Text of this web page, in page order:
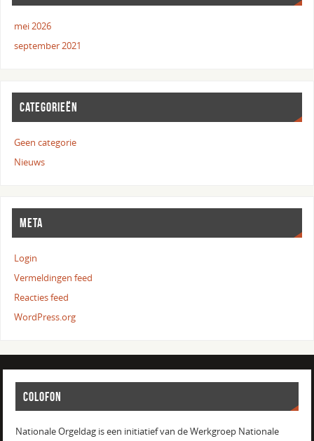
mei 2026
september 2021
CATEGORIEËN
Geen categorie
Nieuws
META
Login
Vermeldingen feed
Reacties feed
WordPress.org
COLOFON
Nationale Orgeldag is een initiatief van de Werkgroep Nationale